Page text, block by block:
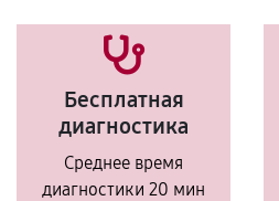
Бесплатная
диагностика
Среднее время
диагностики 20 мин